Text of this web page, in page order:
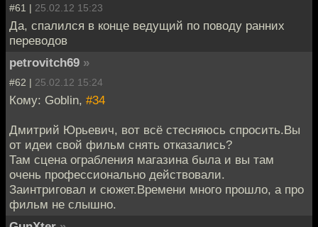
#61 | 25.02.12 15:23
Да, спалился в конце ведущий по поводу ранних
переводов
petrovitch69 »
#62 | 25.02.12 15:24
Кому: Goblin, #34
Дмитрий Юрьевич, вот всё стесняюсь спросить.Вы
от идеи свой фильм снять отказались?
Там сцена ограбления магазина была и вы там
очень профессионально действовали.
Заинтриговал и сюжет.Времени много прошло, а про
фильм не слышно.